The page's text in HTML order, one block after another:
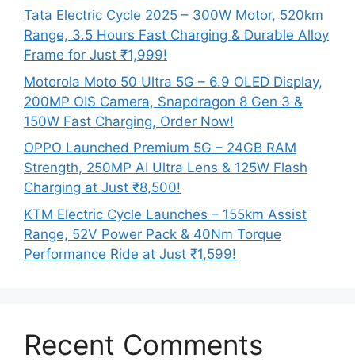
Tata Electric Cycle 2025 – 300W Motor, 520km
Range, 3.5 Hours Fast Charging & Durable Alloy
Frame for Just ₹1,999!
Motorola Moto 50 Ultra 5G – 6.9 OLED Display,
200MP OIS Camera, Snapdragon 8 Gen 3 &
150W Fast Charging, Order Now!
OPPO Launched Premium 5G – 24GB RAM
Strength, 250MP AI Ultra Lens & 125W Flash
Charging at Just ₹8,500!
KTM Electric Cycle Launches – 155km Assist
Range, 52V Power Pack & 40Nm Torque
Performance Ride at Just ₹1,599!
Recent Comments